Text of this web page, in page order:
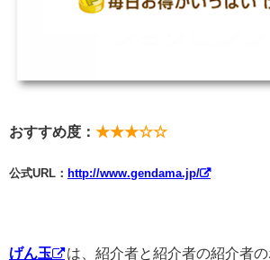
おすすめ度： ★★★☆☆
公式URL： http://www.gendama.jp/
げん玉 は、紹介者と紹介者の紹介者